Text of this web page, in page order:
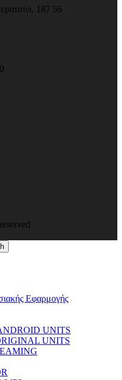
187 56
Εφαρμογής
UNITS
UNITS